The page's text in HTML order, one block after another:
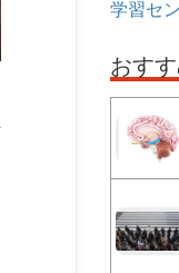
学習セ
おす